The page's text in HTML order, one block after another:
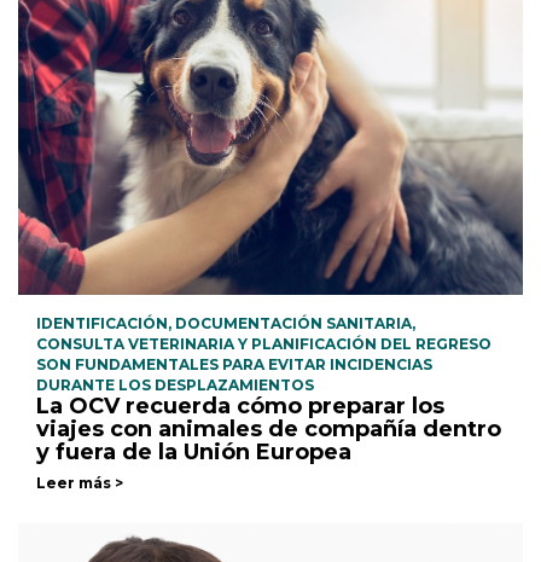
IDENTIFICACIÓN, DOCUMENTACIÓN SANITARIA,
CONSULTA VETERINARIA Y PLANIFICACIÓN DEL REGRESO
SON FUNDAMENTALES PARA EVITAR INCIDENCIAS
DURANTE LOS DESPLAZAMIENTOS
La OCV recuerda cómo preparar los
viajes con animales de compañía dentro
y fuera de la Unión Europea
Leer más >